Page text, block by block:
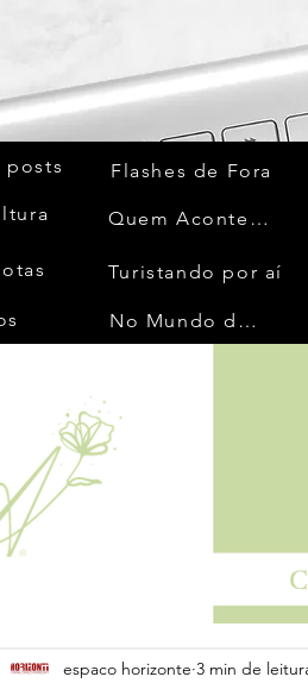
posts Flashes de Fora
Quem Acontece
Turistando por aí
No Mundo da Moda
espaco horizonte 3 min de